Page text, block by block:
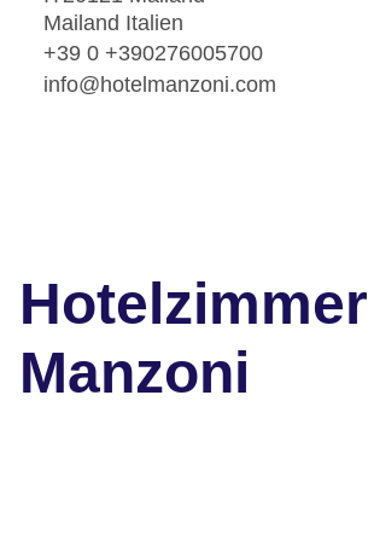
Mailand Italien
+39 0 +390276005700
info@hotelmanzoni.com
Hotelzimmer
Manzoni